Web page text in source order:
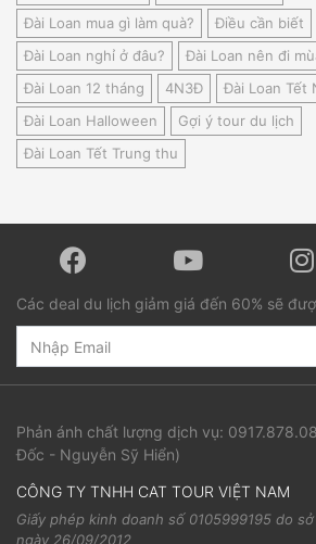
Đài Loan mua gì làm quà?
Điều cần biết
Đài Loan nghỉ ở đâu?
Đài Loan nên đi
Đài Loan 12 tháng
4N3Đ
Đài Loan Tết
Đài Loan Halloween
Gợi ý tour du lịch
Đài Loan Tết Trung thu
Các deal du lịch giảm giá đến 60% sẽ
Phản ánh chất lượng dịch vụ:
Đốc - Nguyễn Sỹ Hiển)
CÔNG TY TNHH CAT TOUR VIỆT NAM
Giấy phép kinh doanh số 0105999195 do
ngày 26/09/2012